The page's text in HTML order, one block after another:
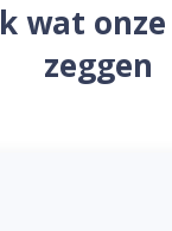
wat
zeggen